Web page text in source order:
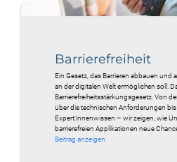
Barrierefreiheit
Ein Gesetz, das Barrieren abbauen und
an der digitalen Welt ermöglichen soll:
Barrierefreiheitsstärkungsgesetz. Von
über die technischen Anforderungen
Expert:innenwissen – wir zeigen, wie
barrierefreien Applikationen neue
Beitrag anzeigen